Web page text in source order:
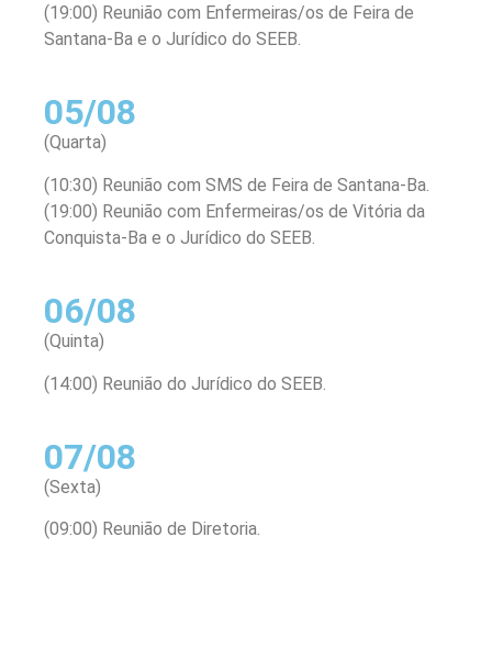
(19:00) Reunião com Enfermeiras/os de Feira de
Santana-Ba e o Jurídico do SEEB.
05/08
(Quarta)
(10:30) Reunião com SMS de Feira de Santana-Ba.
(19:00) Reunião com Enfermeiras/os de Vitória da
Conquista-Ba e o Jurídico do SEEB.
06/08
(Quinta)
(14:00) Reunião do Jurídico do SEEB.
07/08
(Sexta)
(09:00) Reunião de Diretoria.